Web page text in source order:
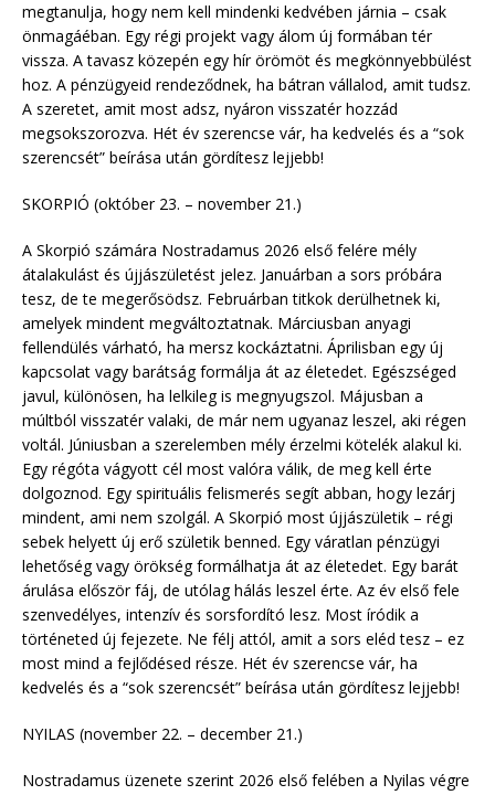
megtanulja, hogy nem kell mindenki kedvében járnia – csak
önmagáéban. Egy régi projekt vagy álom új formában tér
vissza. A tavasz közepén egy hír örömöt és megkönnyebbülést
hoz. A pénzügyeid rendeződnek, ha bátran vállalod, amit tudsz.
A szeretet, amit most adsz, nyáron visszatér hozzád
megsokszorozva. Hét év szerencse vár, ha kedvelés és a “sok
szerencsét” beírása után gördítesz lejjebb!
SKORPIÓ (október 23. – november 21.)
A Skorpió számára Nostradamus 2026 első felére mély
átalakulást és újjászületést jelez. Januárban a sors próbára
tesz, de te megerősödsz. Februárban titkok derülhetnek ki,
amelyek mindent megváltoztatnak. Márciusban anyagi
fellendülés várható, ha mersz kockáztatni. Áprilisban egy új
kapcsolat vagy barátság formálja át az életedet. Egészséged
javul, különösen, ha lelkileg is megnyugszol. Májusban a
múltból visszatér valaki, de már nem ugyanaz leszel, aki régen
voltál. Júniusban a szerelemben mély érzelmi kötelék alakul ki.
Egy régóta vágyott cél most valóra válik, de meg kell érte
dolgoznod. Egy spirituális felismerés segít abban, hogy lezárj
mindent, ami nem szolgál. A Skorpió most újjászületik – régi
sebek helyett új erő születik benned. Egy váratlan pénzügyi
lehetőség vagy örökség formálhatja át az életedet. Egy barát
árulása először fáj, de utólag hálás leszel érte. Az év első fele
szenvedélyes, intenzív és sorsfordító lesz. Most íródik a
történeted új fejezete. Ne félj attól, amit a sors eléd tesz – ez
most mind a fejlődésed része. Hét év szerencse vár, ha
kedvelés és a “sok szerencsét” beírása után gördítesz lejjebb!
NYILAS (november 22. – december 21.)
Nostradamus üzenete szerint 2026 első felében a Nyilas végre